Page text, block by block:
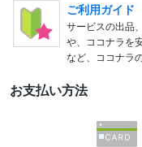
ご利用ガイド
サービスの出品
や、ココナラを
など、ココナラ
お支払い方法